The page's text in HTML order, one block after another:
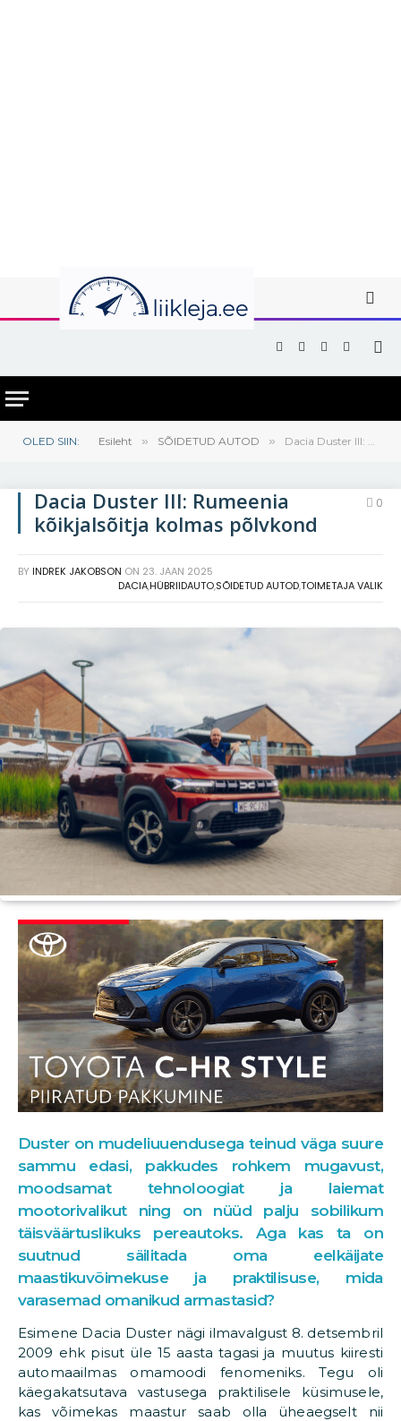
Facebook
X
(Twitter)
Instagram
YouTube
OLED SIIN: Esileht » SÕIDETUD AUTOD » Dacia Duster III: Rumeenia kõikjalsõitja kolmas põlvkond
Dacia Duster III: Rumeenia
kõikjalsõitja kolmas põlvkond
0
BY INDREK JAKOBSON ON 23. JAAN 2025
DACIA,HÜBRIIDAUTO,SÕIDETUD AUTOD,TOIMETAJA VALIK
Duster on mudeliuuendusega teinud väga suure
sammu edasi, pakkudes rohkem mugavust,
moodsamat tehnoloogiat ja laiemat
mootorivalikut ning on nüüd palju sobilikum
täisväärtuslikuks pereautoks. Aga kas ta on
suutnud säilitada oma eelkäijate
maastikuvõimekuse ja praktilisuse, mida
varasemad omanikud armastasid?
Esimene Dacia Duster nägi ilmavalgust 8. detsembril
2009 ehk pisut üle 15 aasta tagasi ja muutus kiiresti
automaailmas omamoodi fenomeniks. Tegu oli
käegakatsutava vastusega praktilisele küsimusele,
kas võimekas maastur saab olla üheaegselt nii